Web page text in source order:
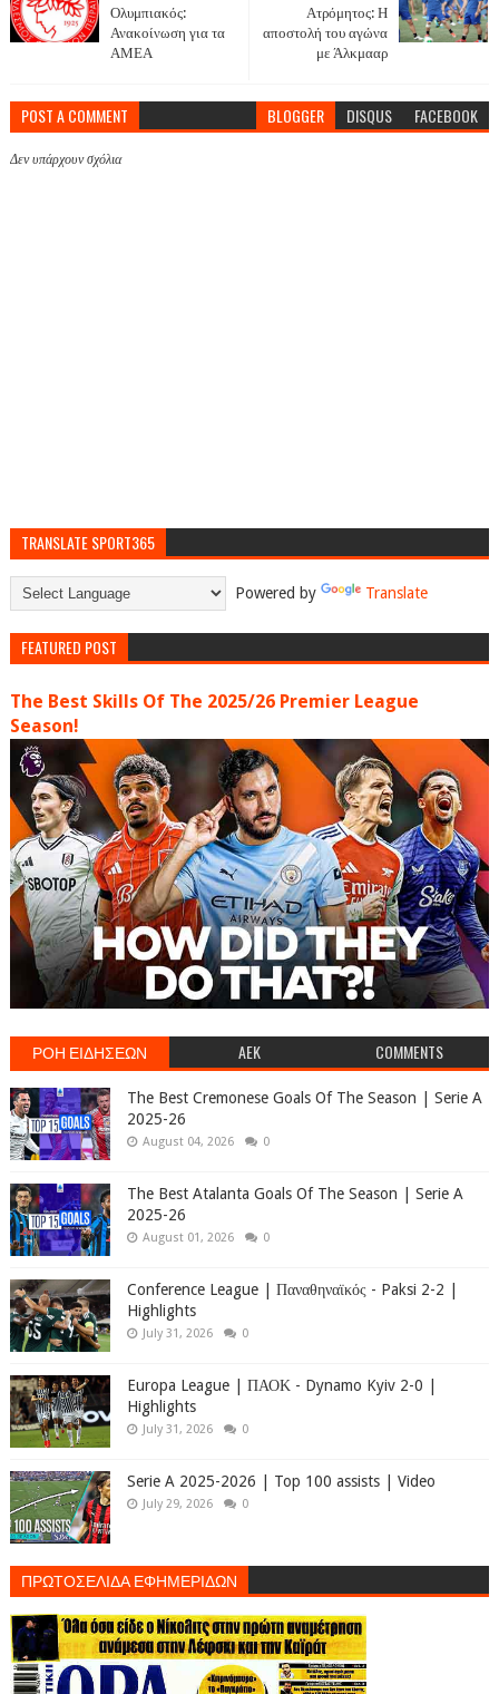
Ατρόμητος: Η
αποστολή του αγώνα
με Άλκμααρ
Ολυμπιακός:
Ανακοίνωση για τα
ΑΜΕΑ
POST A COMMENT BLOGGER DISQUS FACEBOOK
Δεν υπάρχουν σχόλια
TRANSLATE SPORT365
Powered by Translate
FEATURED POST
The Best Skills Of The 2025/26 Premier League
Season!
ΡΟΗ ΕΙΔΗΣΕΩΝ AEK COMMENTS
The Best Cremonese Goals Of The Season | Serie A
2025-26
August 04, 2026 0
The Best Atalanta Goals Of The Season | Serie A
2025-26
August 01, 2026 0
Conference League | Παναθηναϊκός - Paksi 2-2 |
Highlights
July 31, 2026 0
Europa League | ΠΑΟΚ - Dynamo Kyiv 2-0 |
Highlights
July 31, 2026 0
Serie A 2025-2026 | Top 100 assists | Video
July 29, 2026 0
ΠΡΩΤΟΣΕΛΙΔΑ ΕΦΗΜΕΡΙΔΩΝ